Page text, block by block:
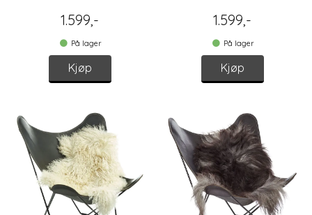
1.599,-
På lager
Kjøp
1.599,-
På lager
Kjøp